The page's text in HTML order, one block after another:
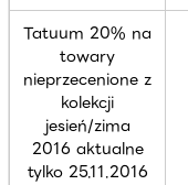
Tatuum 20% na
towary
nieprzecenione z
kolekcji
jesień/zima
2016 aktualne
tylko 25.11.2016